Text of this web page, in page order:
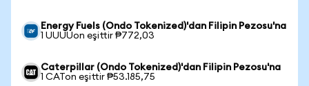
Energy Fuels (Ondo Tokenized)'dan Filipin Pezosu'na
1 UUUUon eşittir ₱772,03
Caterpillar (Ondo Tokenized)'dan Filipin Pezosu'na
1 CATon eşittir ₱53.185,75